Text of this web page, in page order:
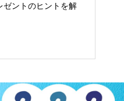
ゼントのヒントを解
タンド制作初心者必